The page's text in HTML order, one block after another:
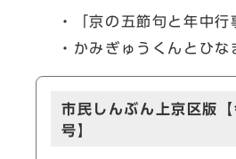
・「京の五節句と年中行
・かみぎゅうくんとひな
市民しんぶん上京区版
号】